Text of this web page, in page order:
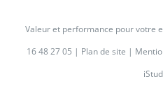
Valeur et performance pour votre
16 48 27 05 | Plan de site |